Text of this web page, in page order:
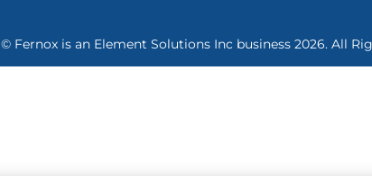
© Fernox is an Element Solutions Inc business 2026. All